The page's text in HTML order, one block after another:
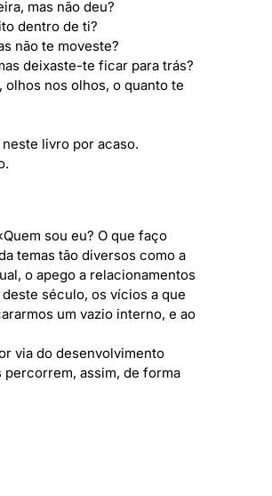
mas não deu?
dentro de ti?
não te moveste?
deixaste-te ficar para trás?
nos olhos, o quanto te
livro por acaso.
sou eu? O que faço
temas tão diversos como a
o apego a relacionamentos
século, os vícios a que
um vazio interno, e ao
via do desenvolvimento
percorrem, assim, de forma